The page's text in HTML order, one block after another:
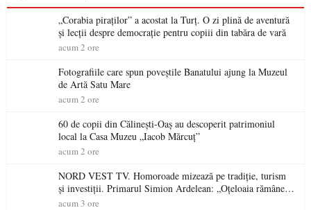
„Corabia piraților” a acostat la Turț. O zi plină de aventură
și lecții despre democrație pentru copiii din tabăra de vară
acum 2 ore
Fotografiile care spun poveștile Banatului ajung la Muzeul
de Artă Satu Mare
acum 2 ore
60 de copii din Călinești-Oaș au descoperit patrimoniul
local la Casa Muzeu „Iacob Mărcuț”
acum 2 ore
NORD VEST TV. Homoroade mizează pe tradiție, turism
și investiții. Primarul Simion Ardelean: „Oțeloaia rămâne
un brand al Codrului”
acum 3 ore